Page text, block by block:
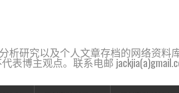
分析研究以及个人文章存档的网络资
博主观点。联系电邮